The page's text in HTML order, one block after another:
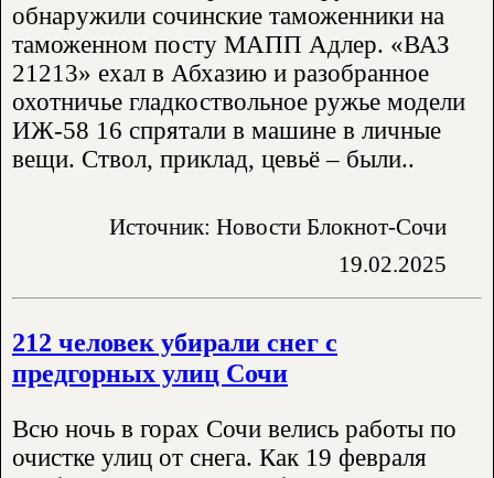
обнаружили сочинские таможенники на
таможенном посту МАПП Адлер. «ВАЗ
21213» ехал в Абхазию и разобранное
охотничье гладкоствольное ружье модели
ИЖ-58 16 спрятали в машине в личные
вещи. Ствол, приклад, цевьё – были..
Источник: Новости Блокнот-Сочи
19.02.2025
212 человек убирали снег с
предгорных улиц Сочи
Всю ночь в горах Сочи велись работы по
очистке улиц от снега. Как 19 февраля